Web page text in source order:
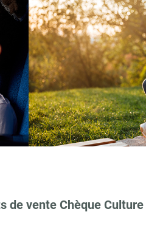
de vente Chèque